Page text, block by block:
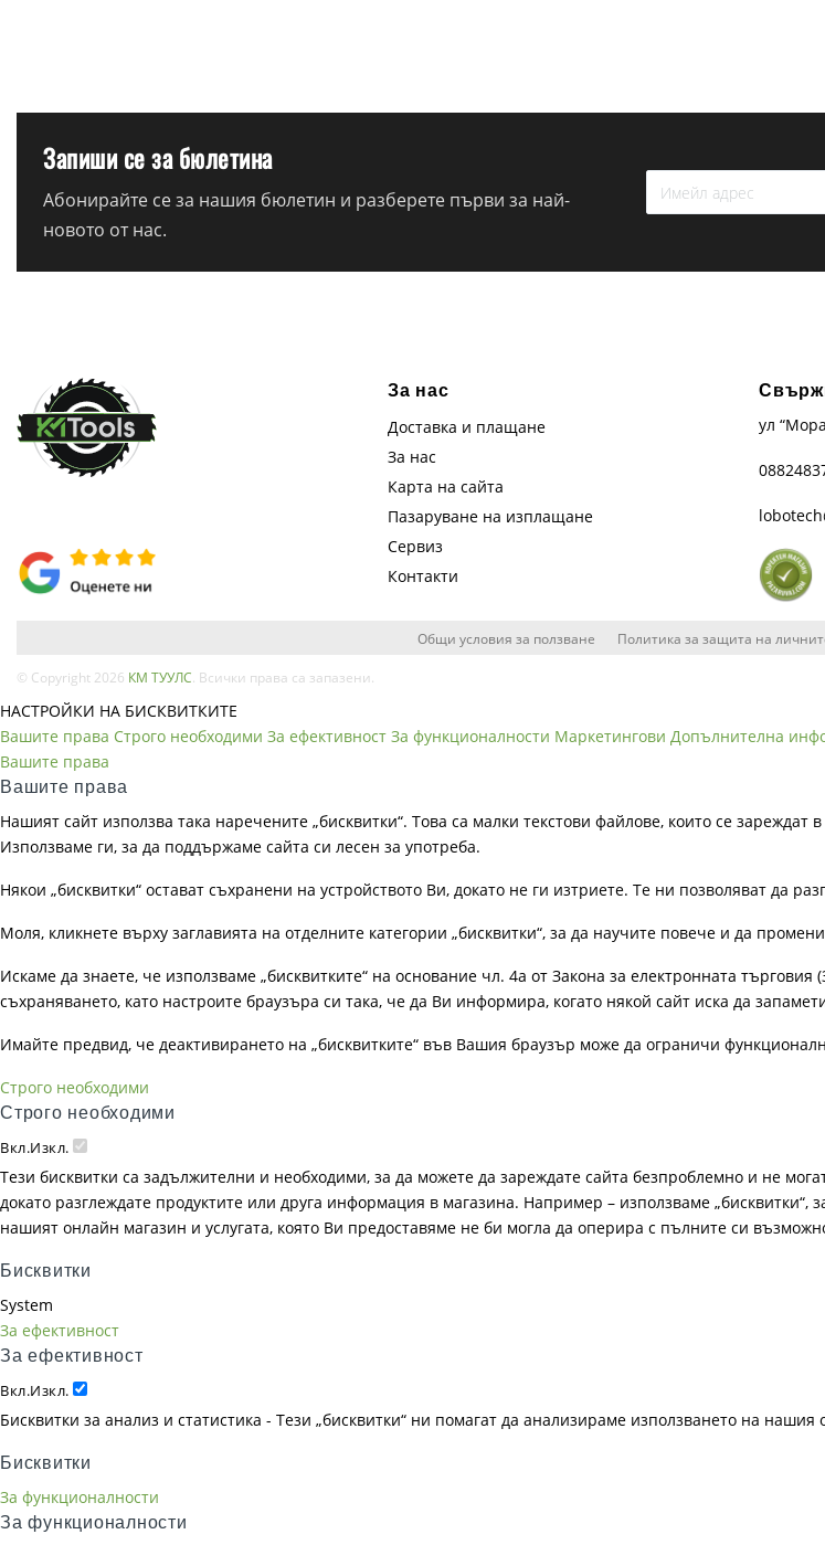
Запиши се за бюлетина
Абонирайте се за нашия бюлетин и разберете първи за най-
новото от нас.
За нас
Доставка и плащане
За нас
Карта на сайта
Пазаруване на изплащане
Сервиз
Контакти
ул
Общи условия за ползване Политика за защита на
© Copyright 2026 КМ ТУУЛС . Всички права са запазени.
НАСТРОЙКИ НА БИСКВИТКИТЕ
Вашите права Строго необходими За ефективност За функционалности Маркетингови Допълнителна
Вашите права
Вашите права
Нашият сайт използва така наречените „бисквитки“. Това са малки текстови файлове, които се
Използваме ги, за да поддържаме сайта си лесен за употреба.
Някои „бисквитки“ остават съхранени на устройството Ви, докато не ги изтриете. Те ни позволяват
Моля, кликнете върху заглавията на отделните категории „бисквитки“, за да научите повече и да
Искаме да знаете, че използваме „бисквитките“ на основание чл. 4а от Закона за електронната
съхраняването, като настроите браузъра си така, че да Ви информира, когато някой сайт иска да
Имайте предвид, че деактивирането на „бисквитките“ във Вашия браузър може да ограничи
Строго необходими
Строго необходими
Вкл.Изкл.
Тези бисквитки са задължителни и необходими, за да можете да зареждате сайта безпроблемно и не
докато разглеждате продуктите или друга информация в магазина. Например – използваме „бисквитки“,
нашият онлайн магазин и услугата, която Ви предоставяме не би могла да оперира с пълните си
Бисквитки
System
За ефективност
За ефективност
Вкл.Изкл.
Бисквитки за анализ и статистика - Тези „бисквитки“ ни помагат да анализираме използването на
Бисквитки
За функционалности
За функционалности